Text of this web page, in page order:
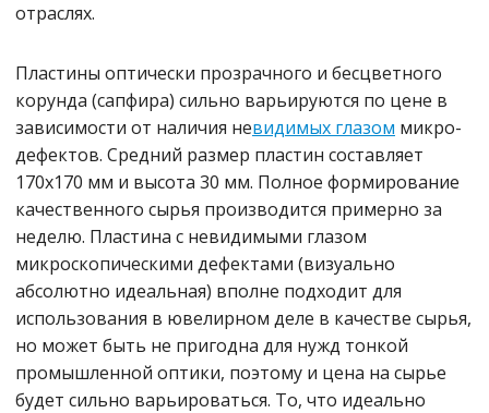
отраслях.
Пластины оптически прозрачного и бесцветного
корунда (сапфира) сильно варьируются по цене в
зависимости от наличия невидимых глазом микро-
дефектов. Средний размер пластин составляет
170х170 мм и высота 30 мм. Полное формирование
качественного сырья производится примерно за
неделю. Пластина с невидимыми глазом
микроскопическими дефектами (визуально
абсолютно идеальная) вполне подходит для
использования в ювелирном деле в качестве сырья,
но может быть не пригодна для нужд тонкой
промышленной оптики, поэтому и цена на сырье
будет сильно варьироваться. То, что идеально